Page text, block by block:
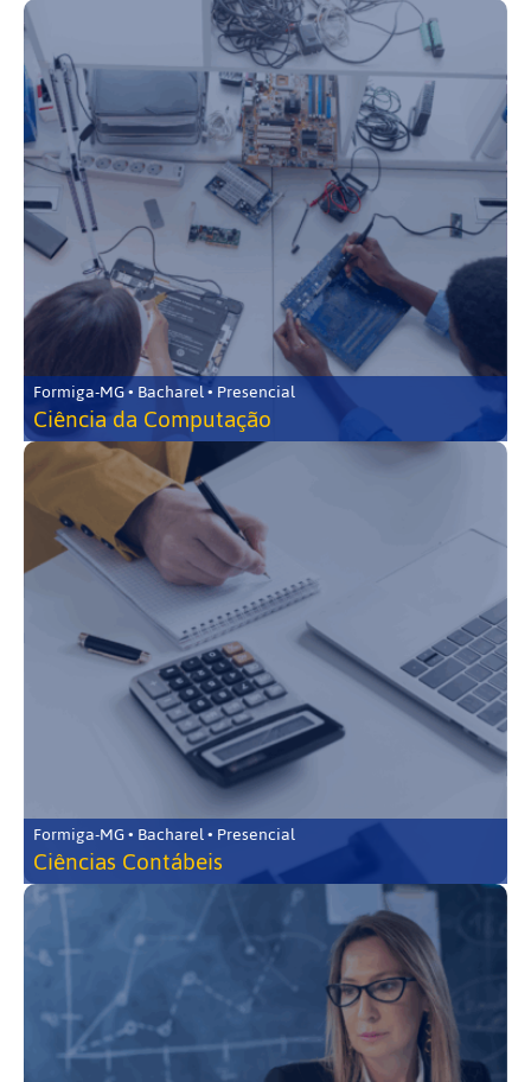
Formiga-MG • Bacharel • Presencial
Ciência da Computação
Formiga-MG • Bacharel • Presencial
Ciências Contábeis